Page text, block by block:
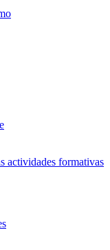
actividades formativas